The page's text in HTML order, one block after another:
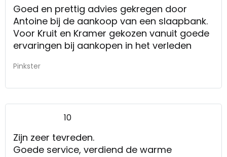
Goed en prettig advies gekregen door
Antoine bij de aankoop van een slaapbank.
Voor Kruit en Kramer gekozen vanuit goede
ervaringen bij aankopen in het verleden
Pinkster
10
Zijn zeer tevreden.
Goede service, verdiend de warme